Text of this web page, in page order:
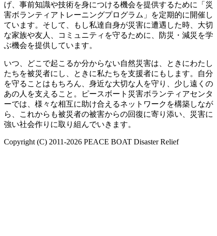
げ、事前知識や技術を身につける機会を提供するために「災
害ボランティアトレーニングプログラム」を定期的に開催し
ています。そして、もし私達自身が災害に遭遇した時、大切
な家族や友人、コミュニティを守るために、防災・減災を学
ぶ機会を提供しています。
いつ、どこで起こるか分からない自然災害は、ときにわたし
たちを被災者にし、ときに私たちを支援者にもします。自分
を守ることはもちろん、身近な大切な人を守り、少し遠くの
あの人を支えること。ピースボート災害ボランティアセンタ
ーでは、様々な相互に助け合えるネットワークを構築しなが
ら、これからも被災者の被害からの回復に寄り添い、災害に
強い社会作りに取り組んでいきます。
Copyright (C) 2011-2026 PEACE BOAT Disaster Relief